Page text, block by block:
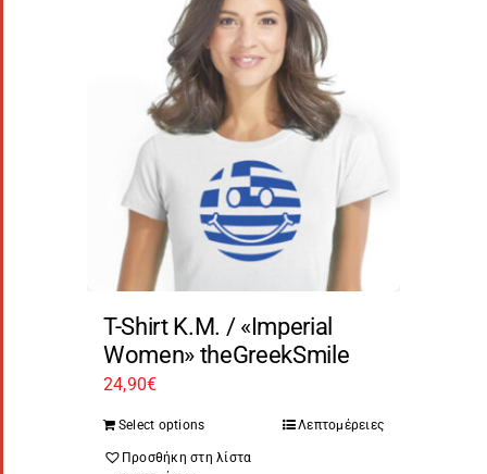
T-Shirt Κ.Μ. / «Imperial
Women» theGreekSmile
24,90€
Select options Λεπτομέρειες
Προσθήκη στη λίστα